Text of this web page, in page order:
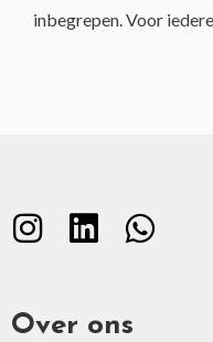
inbegrepen. Voor
Over ons